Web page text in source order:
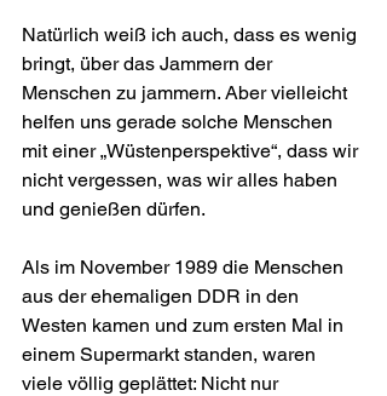
Natürlich weiß ich auch, dass es wenig
bringt, über das Jammern der
Menschen zu jammern. Aber vielleicht
helfen uns gerade solche Menschen
mit einer „Wüstenperspektive“, dass wir
nicht vergessen, was wir alles haben
und genießen dürfen.
Als im November 1989 die Menschen
aus der ehemaligen DDR in den
Westen kamen und zum ersten Mal in
einem Supermarkt standen, waren
viele völlig geplättet: Nicht nur